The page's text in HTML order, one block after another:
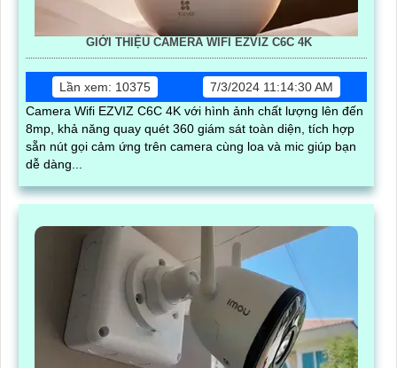
GIỚI THIỆU CAMERA WIFI EZVIZ C6C 4K
Lần xem: 10375
7/3/2024 11:14:30 AM
Camera Wifi EZVIZ C6C 4K với hình ảnh chất lượng lên đến
8mp, khả năng quay quét 360 giám sát toàn diện, tích hợp
sẵn nút gọi cảm ứng trên camera cùng loa và mic giúp bạn
dễ dàng...